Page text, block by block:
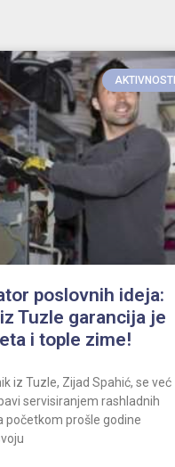
AKTIVNOSTI
poslovnih ideja:
Tuzle garancija je
i tople zime!
iz Tuzle, Zijad Spahić, se već
servisiranjem rashladnih
početkom prošle godine